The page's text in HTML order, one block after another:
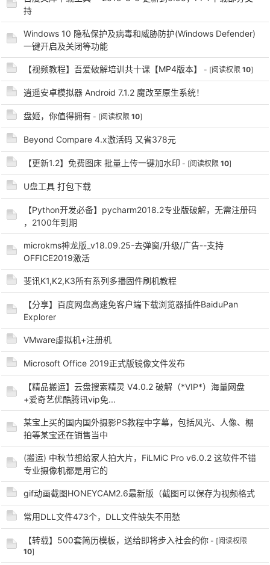
po
jie.
cn
持
Windows 10 隐私保护及病毒和威胁防护(Windows Defender)
一键开启及关闭等功能
【视频教程】吾爱破解培训共十课【MP4版本】 - [阅读权限 10]
逍遥安卓模拟器 Android 7.1.2 魔改至原生系统！
盘姬，你值得拥有 - [阅读权限 10]
Beyond Compare 4.x激活码 又省378元
【更新1.2】免费图床 批量上传一键加水印 - [阅读权限 10]
U盘工具 打包下载
【Python开发必备】pycharm2018.2专业版破解，无需注册码
，2100年到期
microkms神龙版_v18.09.25-去弹窗/升级/广告--支持
OFFICE2019激活
斐讯K1,K2,K3所有系列多播固件刷机教程
【分享】百度网盘高速免客户端下载浏览器插件BaiduPan
Explorer
VMware虚拟机+注册机
Microsoft Office 2019正式版镜像文件发布
【精品搬运】云盘搜索精灵 V4.0.2 破解（*VIP*）海量网盘
+爱奇艺优酷腾讯vip免...
某宝上买的国内国外摄影PS教程中字幕，包括风光、人像、棚
拍等某宝还在销售当中
(搬运) 中秋节想给家人拍大片，FiLMiC Pro v6.0.2 这软件不错
专业摄像机都是用它的
gif动画截图HONEYCAM2.6最新版（截图可以保存为视频格式
常用DLL文件473个，DLL文件缺失不用愁
【转载】500套简历模板，送给即将步入社会的你 - [阅读权限
10]